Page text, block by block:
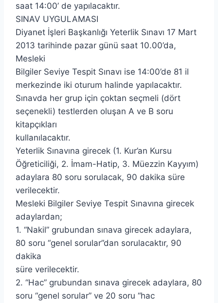
saat 14:00’ de yapılacaktır.
SINAV UYGULAMASI
Diyanet İşleri Başkanlığı Yeterlik Sınavı 17 Mart
2013 tarihinde pazar günü saat 10.00’da,
Mesleki
Bilgiler Seviye Tespit Sınavı ise 14:00’de 81 il
merkezinde iki oturum halinde yapılacaktır.
Sınavda her grup için çoktan seçmeli (dört
seçenekli) testlerden oluşan A ve B soru
kitapçıkları
kullanılacaktır.
Yeterlik Sınavına girecek (1. Kur’an Kursu
Öğreticiliği, 2. İmam-Hatip, 3. Müezzin Kayyım)
adaylara 80 soru sorulacak, 90 dakika süre
verilecektir.
Mesleki Bilgiler Seviye Tespit Sınavına girecek
adaylardan;
1. “Nakil” grubundan sınava girecek adaylara,
80 soru “genel sorular”dan sorulacaktır, 90
dakika
süre verilecektir.
2. “Hac” grubundan sınava girecek adaylara, 80
soru “genel sorular” ve 20 soru “hac